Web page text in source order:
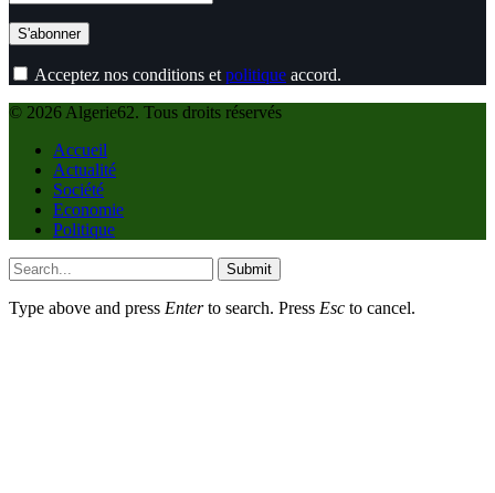
Acceptez nos conditions et politique accord.
© 2026 Algerie62. Tous droits réservés
Accueil
Actualité
Société
Economie
Politique
Submit
Type above and press Enterto search. Press Esc to cancel.